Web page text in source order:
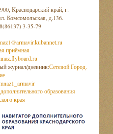
Краснодарский край, г.
Комсомольская, д.136.
3-35-79
приёмная
журнал/дневник:Сетевой Город.
образования
края